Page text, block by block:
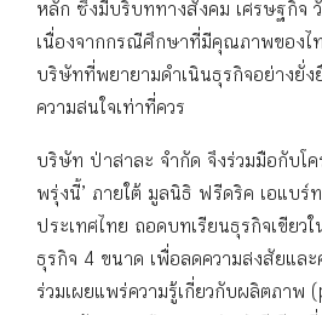
หลัก ซึ่งมีบริบททางสังคม เศรษฐกิจ
เนื่องจากกรณีศึกษาที่มีคุณภาพของไ
บริษัทที่พยายามดำเนินธุรกิจอย่างยั่ง
ความสนใจเท่าที่ควร
บริษัท ป่าสาละ จำกัด จึงร่วมมือกับโค
พรุ่งนี้’ ภายใต้ มูลนิธิ ฟรีดริค เอแบร์
ประเทศไทย ถอดบทเรียนธุรกิจเขียว
ธุรกิจ 4 ขนาด เพื่อลดความสงสัยและ
ร่วมเผยแพร่ความรู้เกี่ยวกับผลิตภาพ